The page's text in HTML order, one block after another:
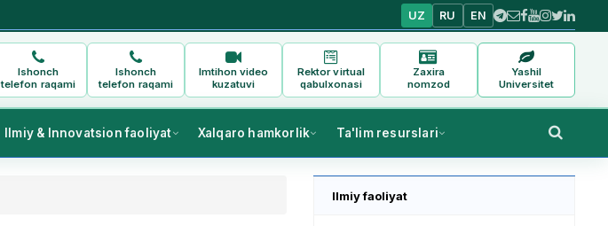
UZ RU EN
Ishonch
telefon raqami
Ishonch
telefon raqami
Imtihon video
kuzatuvi
Rektor virtual
qabulxonasi
Zaxira
nomzod
Yashil
Universitet
Ilmiy & Innovatsion faoliyat Xalqaro hamkorlik Ta'lim resurslari
Ilmiy faoliyat